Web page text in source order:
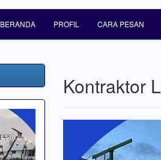
BERANDA PROFIL CARA PESAN
Kontraktor